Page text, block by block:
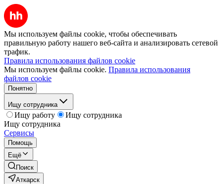
Мы используем файлы cookie, чтобы обеспечивать
правильную работу нашего веб-сайта и анализировать сетевой
трафик.
Правила использования файлов cookie
Мы используем файлы cookie. Правила использования
файлов cookie
Понятно
Ищу сотрудника
Ищу работу
Ищу сотрудника
Ищу сотрудника
Сервисы
Помощь
Ещё
Поиск
Аткарск